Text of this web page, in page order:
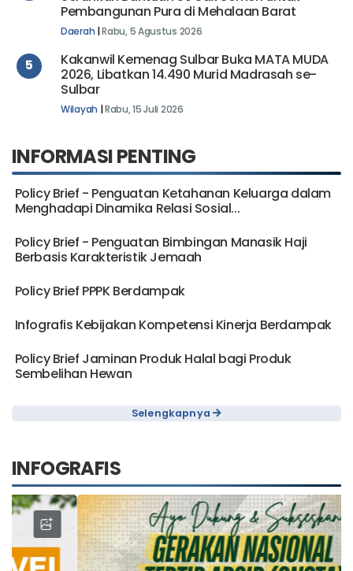
Pembangunan Pura di Mehalaan Barat
Daerah |Rabu, 5 Agustus 2026
5
Kakanwil Kemenag Sulbar Buka MATA MUDA
2026, Libatkan 14.490 Murid Madrasah se-
Sulbar
Wilayah |Rabu, 15 Juli 2026
INFORMASI PENTING
Policy Brief - Penguatan Ketahanan Keluarga dalam
Menghadapi Dinamika Relasi Sosial...
Policy Brief - Penguatan Bimbingan Manasik Haji
Berbasis Karakteristik Jemaah
Policy Brief PPPK Berdampak
Infografis Kebijakan Kompetensi Kinerja Berdampak
Policy Brief Jaminan Produk Halal bagi Produk
Sembelihan Hewan
Selengkapnya
INFOGRAFIS